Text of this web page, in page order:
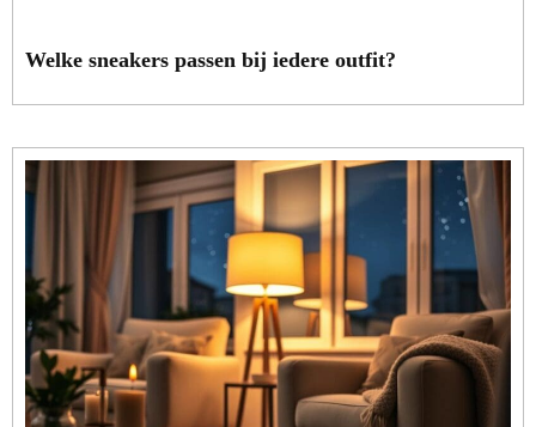
Welke sneakers passen bij iedere outfit?